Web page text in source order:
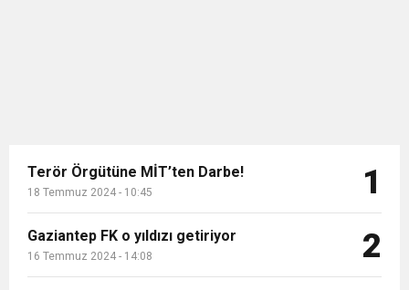
Terör Örgütüne MİT’ten Darbe!
18 Temmuz 2024 - 10:45 1
Gaziantep FK o yıldızı getiriyor
16 Temmuz 2024 - 14:08 2